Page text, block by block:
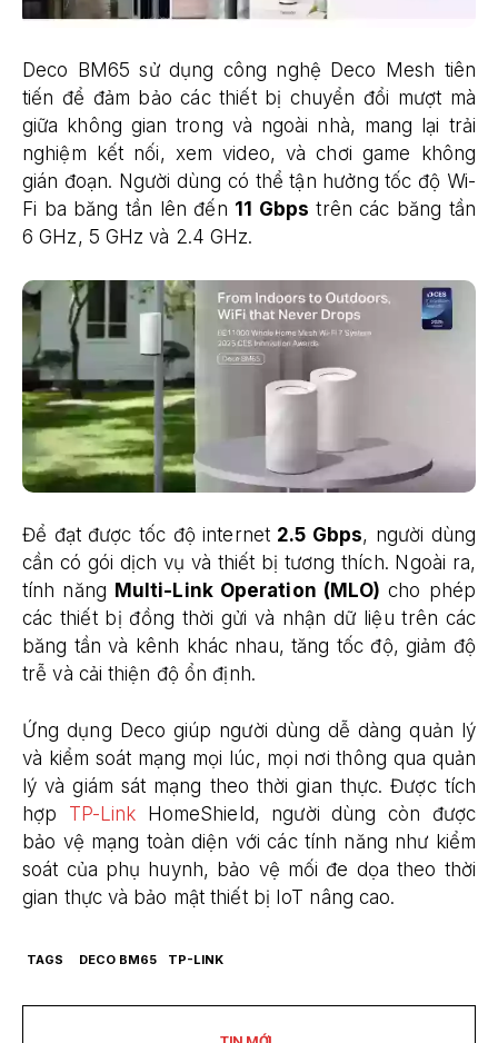
Deco BM65 sử dụng công nghệ Deco Mesh tiên
tiến để đảm bảo các thiết bị chuyển đổi mượt mà
giữa không gian trong và ngoài nhà, mang lại trải
nghiệm kết nối, xem video, và chơi game không
gián đoạn. Người dùng có thể tận hưởng tốc độ Wi-
Fi ba băng tần lên đến 11 Gbps trên các băng tần
6 GHz, 5 GHz và 2.4 GHz.
Để đạt được tốc độ internet 2.5 Gbps, người dùng
cần có gói dịch vụ và thiết bị tương thích. Ngoài ra,
tính năng Multi-Link Operation (MLO) cho phép
các thiết bị đồng thời gửi và nhận dữ liệu trên các
băng tần và kênh khác nhau, tăng tốc độ, giảm độ
trễ và cải thiện độ ổn định.
Ứng dụng Deco giúp người dùng dễ dàng quản lý
và kiểm soát mạng mọi lúc, mọi nơi thông qua quản
lý và giám sát mạng theo thời gian thực. Được tích
hợp TP-Link HomeShield, người dùng còn được
bảo vệ mạng toàn diện với các tính năng như kiểm
soát của phụ huynh, bảo vệ mối đe dọa theo thời
gian thực và bảo mật thiết bị IoT nâng cao.
TAGS DECO BM65 TP-LINK